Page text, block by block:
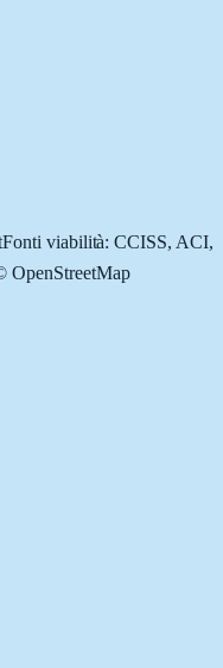
Fonti viabilità: CCISS, ACI,
OpenStreetMap